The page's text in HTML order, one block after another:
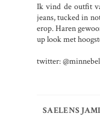
Ik vind de outfit
jeans, tucked in
erop. Haren
up look met
twitter:
SAELENS